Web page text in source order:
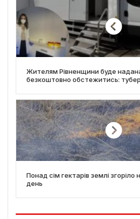
Жителям Рівненщини буде
безкоштовно обстежитись:
Понад сім гектарів землі згоріло
день